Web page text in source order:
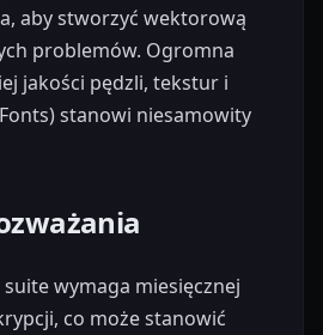
aby stworzyć wektorową
problemów. Ogromna
jakości pędzli, tekstur i
stanowi niesamowity
suite wymaga miesięcznej
co może stanowić